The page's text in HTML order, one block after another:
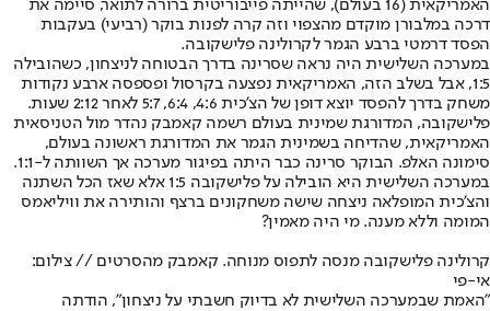
האמריקאית (16 בעולם), שהייתה פייבוריטית ברורה לתואר, סיימה את
דרכה במלבורן מוקדם מהצפוי וזה קרה לפנות בוקר (רביעי) בעקבות
הפסד דרמטי ברבע הגמר לקרולינה פלישקובה.
במערכה השלישית היה נראה שסרינה בדרך הבטוחה לניצחון, כשהובילה
1:5, אבל בשלב הזה, האמריקאית נפצעה בקרסול ופספסה ארבע נקודות
משחק בדרך להפסד יוצא דופן של הצ'כית 4:6, 6:4, 5:7 לאחר 2:12 שעות.
פלישקובה, המדורגת שמינית בעולם רשמה קאמבק נהדר מול הטניסאית
האמריקאית, שהדיחה בשמינית הגמר את המדורגת ראשונה בעולם,
סימונה האלפ. הבוקר סרינה כבר היתה בפיגור מערכה אך השוותה ל-1:1.
במערכה השלישית היא הובילה על פלישקובה 1:5 אלא שאז הכל השתנה
והצ'כית המופלאה ניצחה שישה משחקונים ברצף והותירה את וויליאמס
המומה וללא מענה. מי היה מאמין?
קרולינה פלישקובה מנסה לתפוס מנוחה. קאמבק מהסרטים // צילום:
אי-פי
"האמת שבמערכה השלישית לא בדיוק חשבתי על ניצחון", הודתה